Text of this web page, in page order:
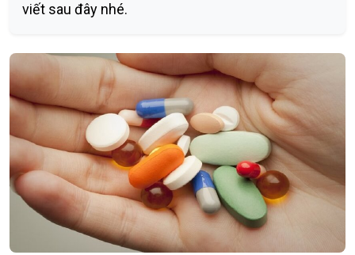
viết sau đây nhé.